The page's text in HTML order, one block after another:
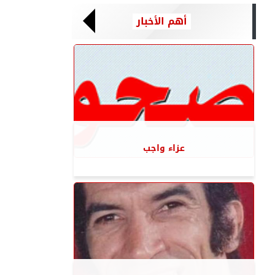
أهم الأخبار
عزاء واجب